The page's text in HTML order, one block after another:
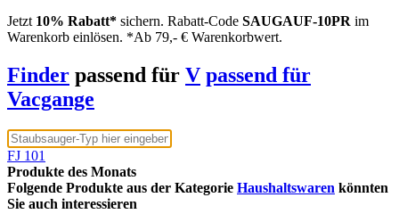
Jetzt 10% Rabatt* sichern. Rabatt-Code SAUGAUF-10PR im
Warenkorb einlösen. *Ab 79,- € Warenkorbwert.
Finder passend für V passend für
Vacgange
FJ 101
Produkte des Monats
Folgende Produkte aus der Kategorie Haushaltswaren könnten
Sie auch interessieren